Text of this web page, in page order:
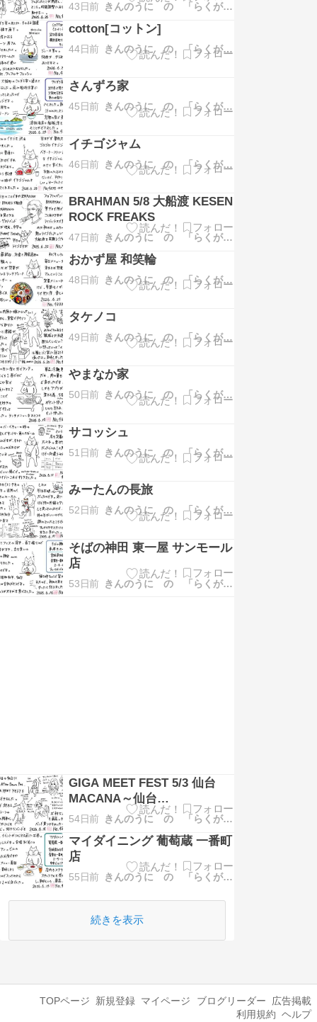
43日前 きんのうに の 「らくがき日記」
cotton[コットン]
44日前 きんのうに の 「らくがき日記」
さんずろ家
45日前 きんのうに の 「らくがき日記」
イチゴジャム
46日前 きんのうに の 「らくがき日記」
BRAHMAN 5/8 大船渡 KESEN
ROCK FREAKS
47日前 きんのうに の 「らくがき日記」
おかず屋 和笑輪
48日前 きんのうに の 「らくがき日記」
タケノコ
49日前 きんのうに の 「らくがき日記」
やまなか家
50日前 きんのうに の 「らくがき日記」
サコッシュ
51日前 きんのうに の 「らくがき日記」
みーたんの長旅
52日前 きんのうに の 「らくがき日記」
そばの神田 東一屋 サンモール
店
53日前 きんのうに の 「らくがき日記」
GIGA MEET FEST 5/3 仙台
MACANA～仙台
ROCKATERIA
54日前 きんのうに の 「らくがき日記」
マイダイニング 葡萄蔵 一番町
店
55日前 きんのうに の 「らくがき日記」
続きを表示
TOPページ 新規登録 マイページ ブログリーダー
広告掲載
利用規約 ヘルプ